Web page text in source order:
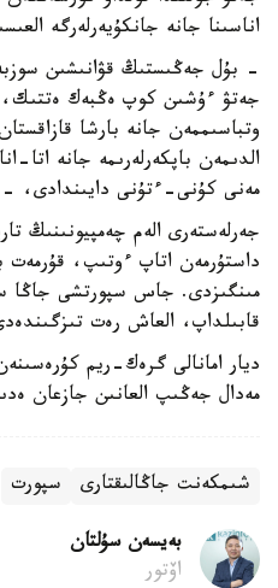
اناسىنا جانە جانكۇيەرلەرگە
- بۇل جەڭىستىڭ قۋانىشىن
جەتۋ ءۇشىن كوپ ەڭبەك ەتتىك،
وتباسىممەن جانە بارشا
الدىمەن باپكەرلەرىمە جانە اتا-
مەنى كۇنى-ءتۇنى دايىندادى، -
جەرلەستەرى الەم چەمپيونىنىڭ
داستۇرمەن اتاپ ءوتىپ، قۇرمەت
مىنگىزدى. جاس سپورتشى جاڭا
قابىلداپ، العاش رەت
مەدال جەڭىپ العانىن جازعان
شىمكەنت جاڭالىقتارى سپورت
بەيسەن سۇلتان
اۆتور